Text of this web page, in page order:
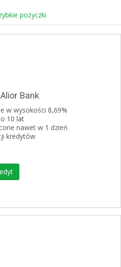
pożyczki
Bank
w wysokości 8,69%
10 lat
nawet w 1 dzień
kredytów